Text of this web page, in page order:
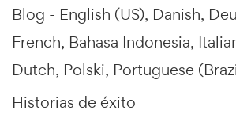
Blog - English (US) Danish
French Bahasa Indonesia
Dutch Polski Portuguese
Historias de éxito